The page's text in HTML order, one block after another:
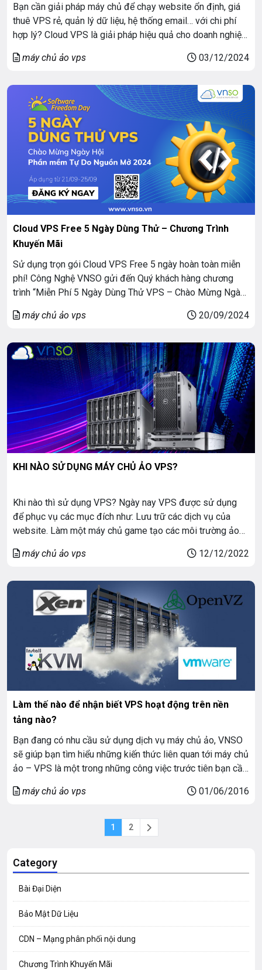
Bạn cần giải pháp máy chủ để chạy website ổn định, giá
thuê VPS rẻ, quản lý dữ liệu, hệ thống email… với chi phí
hợp lý? Cloud VPS là giải pháp hiệu quả cho doanh nghiệp
theo nhu cầu, tiết kiệm […]
máy chủ ảo vps 03/12/2024
Cloud VPS Free 5 Ngày Dùng Thử – Chương Trình
Khuyến Mãi
Sử dụng trọn gói Cloud VPS Free 5 ngày hoàn toàn miễn
phí! Công Nghệ VNSO gửi đến Quý khách hàng chương
trình “Miễn Phí 5 Ngày Dùng Thử VPS – Chào Mừng Ngày
KÝ CLOUD VPS FREE: 1. Bước 1: Đăng ký […]
máy chủ ảo vps 20/09/2024
KHI NÀO SỬ DỤNG MÁY CHỦ ẢO VPS?
Khi nào thì sử dụng VPS? Ngày nay VPS được sử dụng
để phục vụ các mục đích như: Lưu trữ các dịch vụ của
website. Làm một máy chủ game tạo các môi trường ảo
server, web server. Chạy các chương trình truyền thông. […]
máy chủ ảo vps 12/12/2022
Làm thế nào để nhận biết VPS hoạt động trên nền
tảng nào?
Bạn đang có nhu cầu sử dụng dịch vụ máy chủ ảo, VNSO
sẽ giúp bạn tìm hiểu những kiến thức liên quan tới máy chủ
ảo – VPS là một trong những công việc trước tiên bạn cần
cùng với sự tối ưu […]
máy chủ ảo vps 01/06/2016
1 2
Category
Bài Đại Diện
Bảo Mật Dữ Liệu
CDN – Mạng phân phối nội dung
Chương Trình Khuyến Mãi